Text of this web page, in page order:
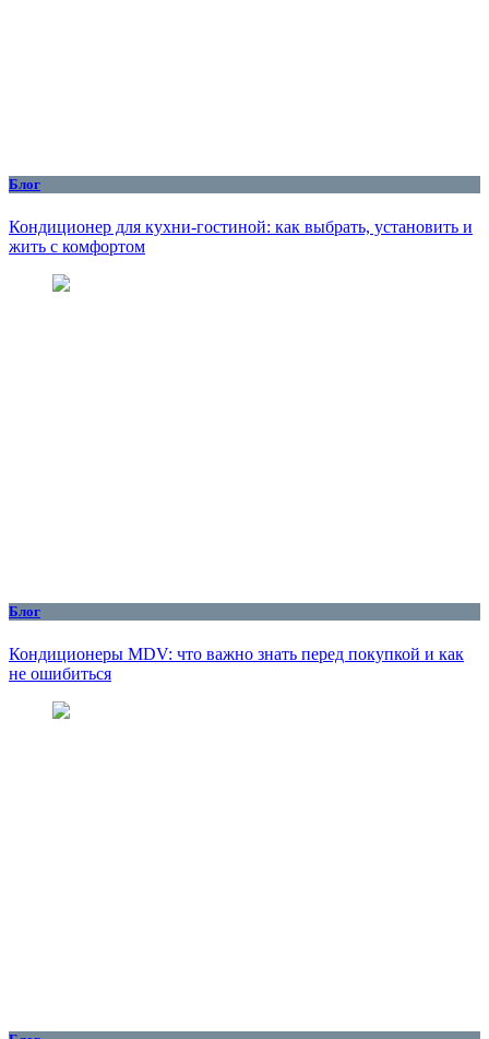
Блог
Кондиционер для кухни‑гостиной: как выбрать, установить и
жить с комфортом
Блог
Кондиционеры MDV: что важно знать перед покупкой и как
не ошибиться